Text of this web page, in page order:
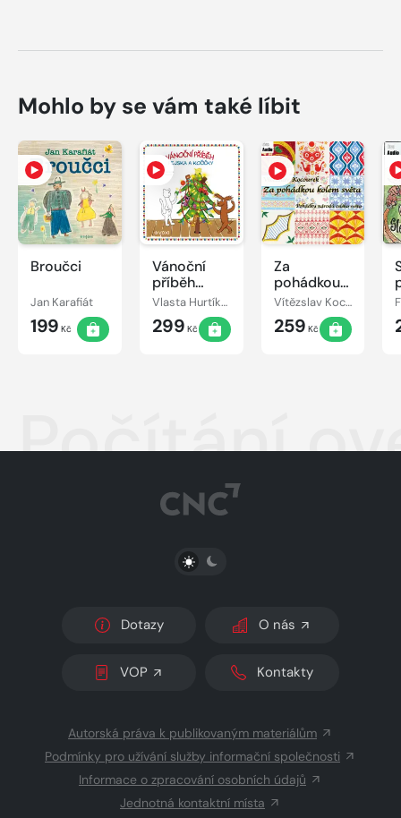
Mohlo by se vám také líbit
Broučci
Jan Karafiát
199 Kč
Vánoční
příběh
pejska a
kočičky
Vlasta Hurtíková
299 Kč
Za
pohádkou
kolem
světa
Vítězslav Kocourek
259 Kč
Počítání
PŘEPNOUT SVĚTLÝ/TMAVÝ REŽIM
Dotazy O nás
VOP Kontakty
Autorská práva k publikovaným materiálům
Podmínky pro užívání služby informační společnosti
Informace o zpracování osobních údajů
Jednotná kontaktní místa